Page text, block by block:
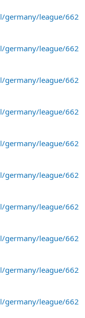
germany/league/662
germany/league/662
germany/league/662
germany/league/662
germany/league/662
germany/league/662
germany/league/662
germany/league/662
germany/league/662
germany/league/662